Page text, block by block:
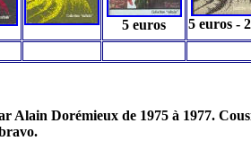
5 euros 5 euros -
Alain Dorémieux de 1975 à 1977.